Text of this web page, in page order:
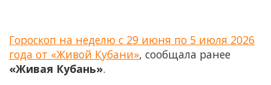
Гороскоп на неделю с 29 июня по 5 июля 2026
года от «Живой Кубани», сообщала ранее
«Живая Кубань».